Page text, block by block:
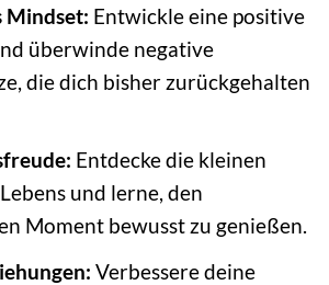
Mindset: Entwickle eine positive
überwinde negative
die dich bisher zurückgehalten
Entdecke die kleinen
und lerne, den
Moment bewusst zu genießen.
Verbessere deine